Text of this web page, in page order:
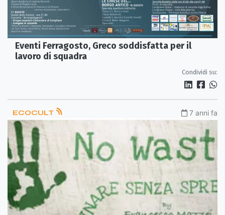
Eventi Ferragosto, Greco soddisfatta per il
lavoro di squadra
Condividi su:
ECOCULT 7 anni fa